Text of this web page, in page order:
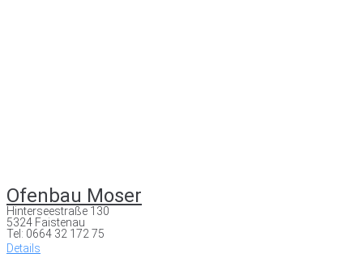
Ofenbau Moser
Hinterseestraße 130
5324 Faistenau
Tel: 0664 32 172 75
Details